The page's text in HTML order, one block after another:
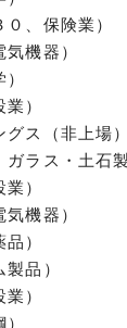
、保険業）
機器）
）
ス（非上場）
ラス・土石製
）
機器）
）
品）
）